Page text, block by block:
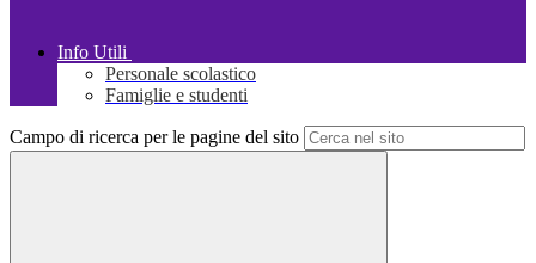
Info Utili
Personale scolastico
Famiglie e studenti
Campo di ricerca per le pagine del sito